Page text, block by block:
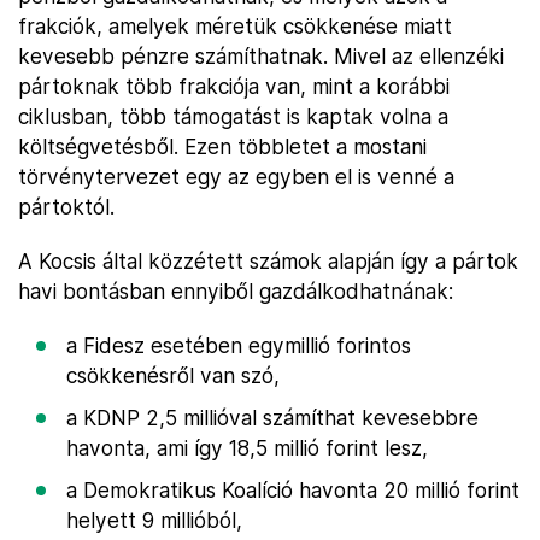
frakciók, amelyek méretük csökkenése miatt
kevesebb pénzre számíthatnak. Mivel az ellenzéki
pártoknak több frakciója van, mint a korábbi
ciklusban, több támogatást is kaptak volna a
költségvetésből. Ezen többletet a mostani
törvénytervezet egy az egyben el is venné a
pártoktól.
A Kocsis által közzétett számok alapján így a pártok
havi bontásban ennyiből gazdálkodhatnának:
a Fidesz esetében egymillió forintos
csökkenésről van szó,
a KDNP 2,5 millióval számíthat kevesebbre
havonta, ami így 18,5 millió forint lesz,
a Demokratikus Koalíció havonta 20 millió forint
helyett 9 millióból,